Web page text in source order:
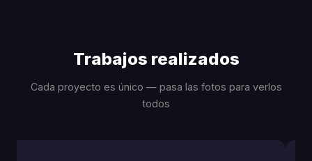
Trabajos realizados
Cada proyecto es único — pasa las fotos para verlos
todos